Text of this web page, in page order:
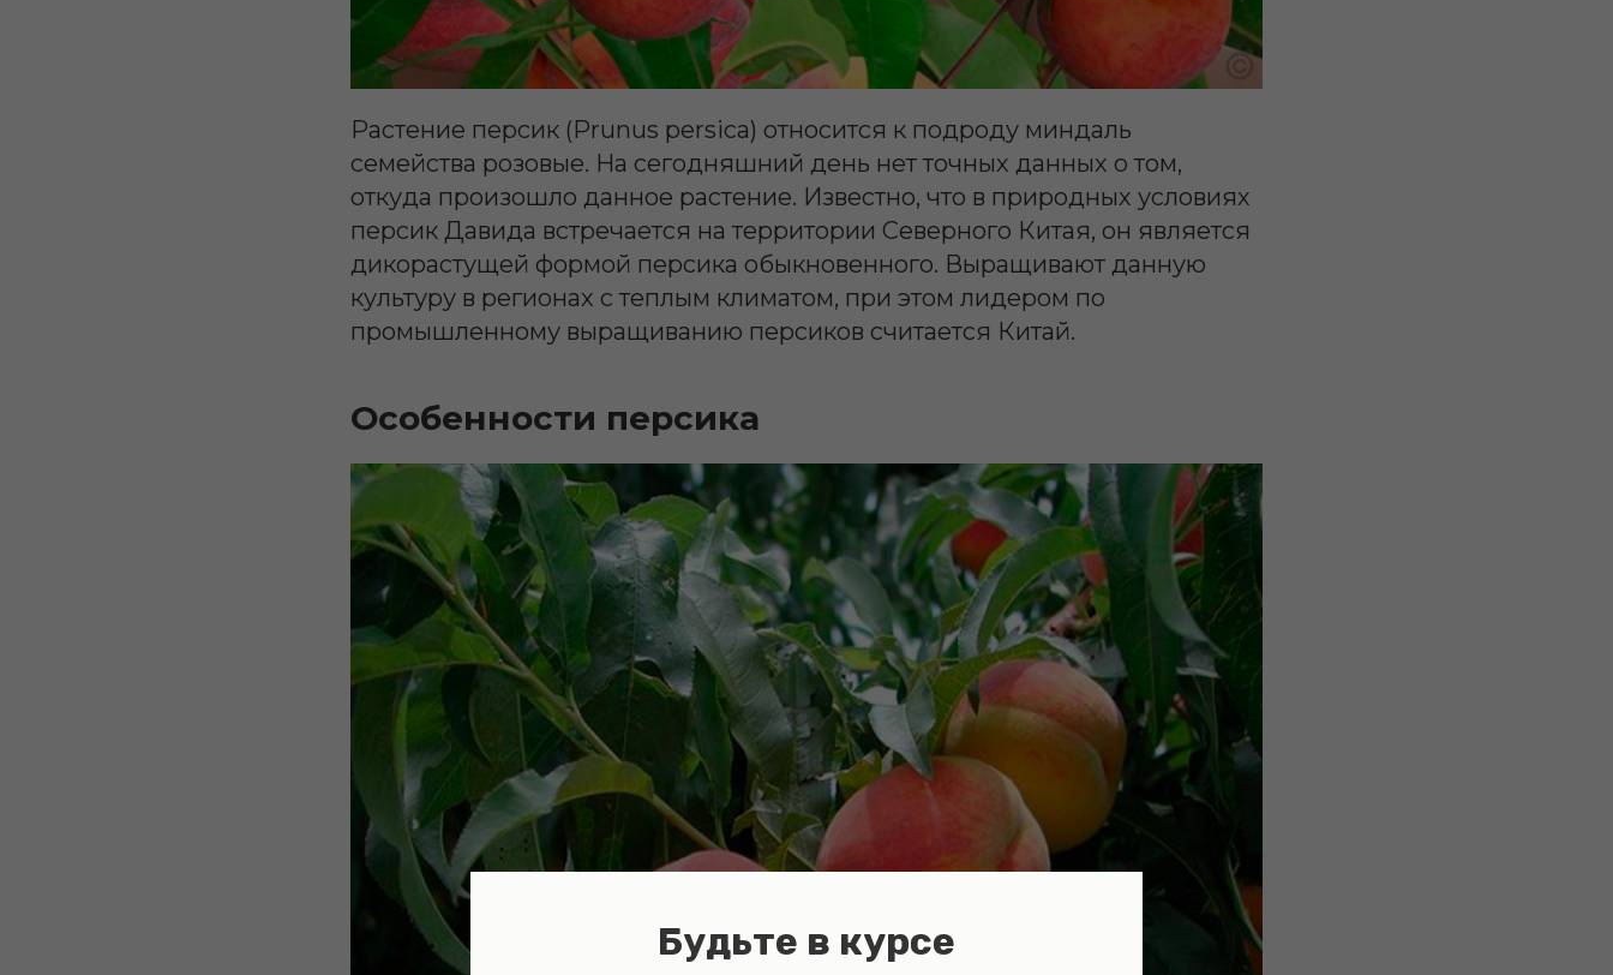
Будьте в курсе
Растение персик (Prunus persica) относится к подроду миндаль
семейства розовые. На сегодняшний день нет точных данных о том,
откуда произошло данное растение. Известно, что в природных условиях
персик Давида встречается на территории Северного Китая, он является
дикорастущей формой персика обыкновенного. Выращивают данную
культуру в регионах с теплым климатом, при этом лидером по
промышленному выращиванию персиков считается Китай.
Особенности персика